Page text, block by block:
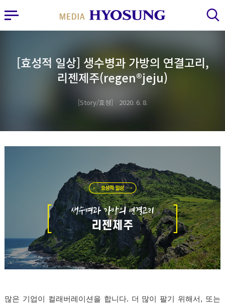
MY FRIEND HYOSUNG
사이드바 열기 검색 레이어 열기
[효성적 일상] 생수병과 가방의 연결고리,
리젠제주(regen®jeju)
Story/효성 2020. 6. 8.
많은 기업이 컬래버레이션을 합니다. 더 많이 팔기 위해서, 또는